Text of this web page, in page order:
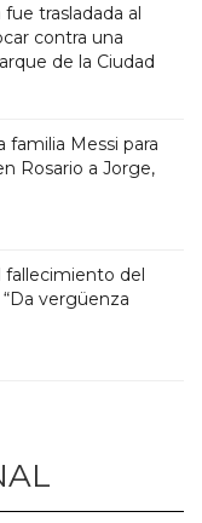
trasladada al
contra una
de la Ciudad
familia Messi para
Rosario a Jorge,
fallecimiento del
vergüenza